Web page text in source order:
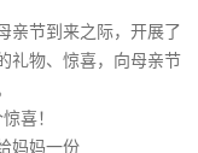
亲节到来之际，开展了
礼物、惊喜，向母亲节
喜！
妈妈一份